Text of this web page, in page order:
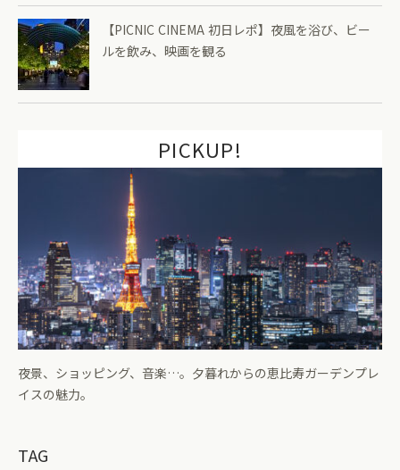
【PICNIC CINEMA 初日レポ】夜風を浴び、ビー
ルを飲み、映画を観る
PICKUP!
夜景、ショッピング、音楽…。夕暮れからの恵比寿ガーデンプレ
イスの魅力。
TAG